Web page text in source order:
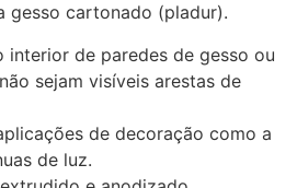
gesso cartonado (pladur).
interior de paredes de gesso ou
sejam visíveis arestas de
de decoração como a
de luz.